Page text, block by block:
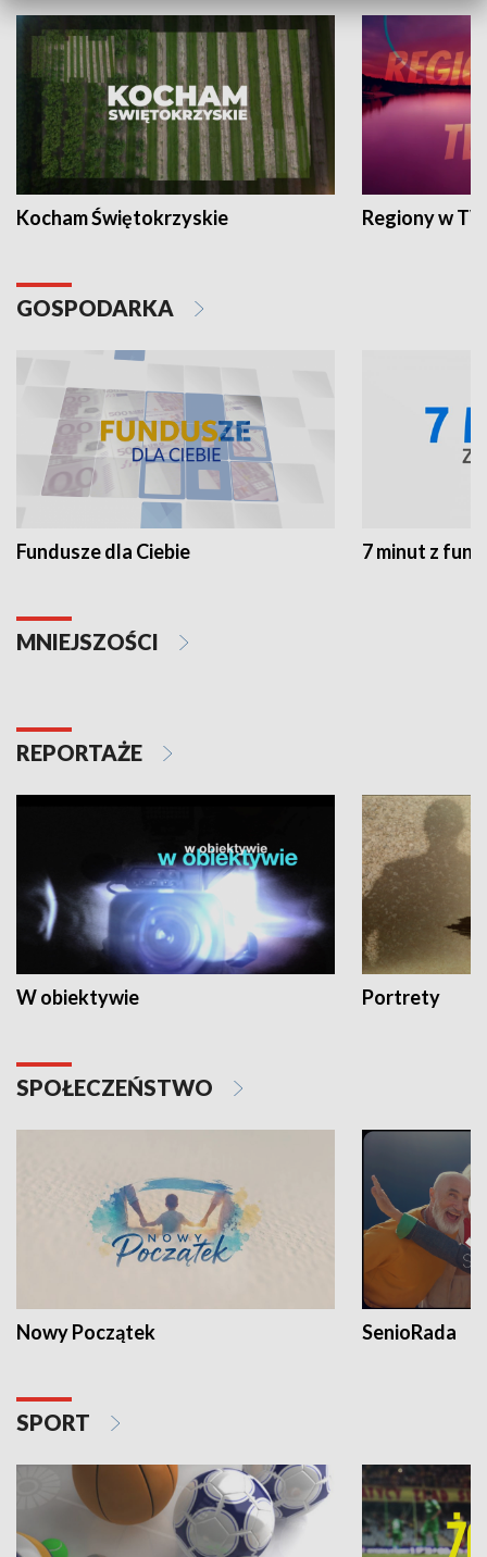
Kocham Świętokrzyskie Regiony w
GOSPODARKA
Fundusze dla Ciebie 7 minut z
MNIEJSZOŚCI
REPORTAŻE
W obiektywie Portrety
SPOŁECZEŃSTWO
Nowy Początek SenioRada
SPORT